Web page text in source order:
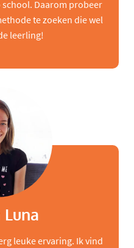
Daarom probeer
te zoeken die wel
leerling!
Luna
leuke ervaring. Ik vind